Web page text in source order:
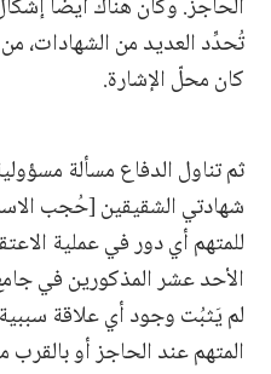
تُحدِّد العديد من الشهادات،
كان محلّ الإشارة.
ثم تناول الدفاع مسألة
للمتهم أي دور في عملية
الأحد عشر المذكورين في
لم يَثبُت وجود أي علاقة
المتهم عند الحاجز أو بالقرب